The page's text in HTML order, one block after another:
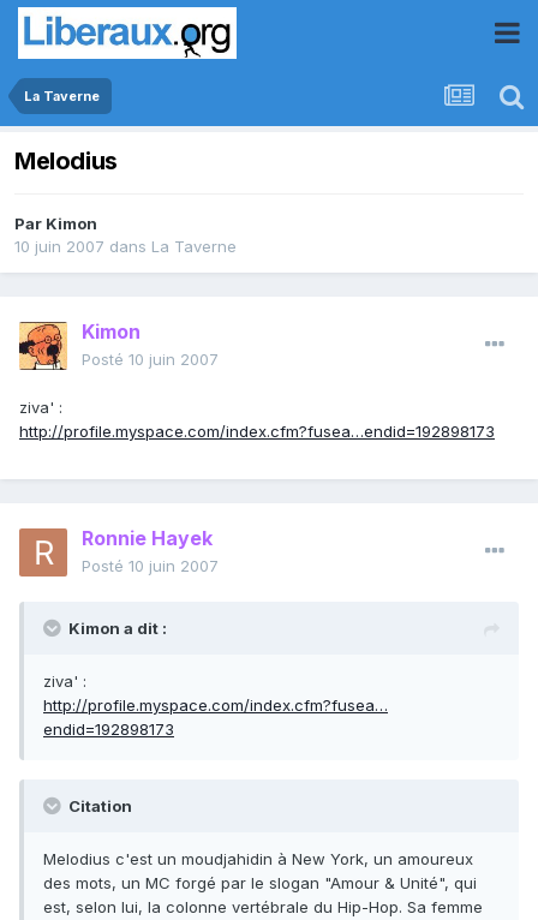
La Taverne
Melodius
Par Kimon
10 juin 2007 dans La Taverne
Kimon
Posté 10 juin 2007
ziva' :
http://profile.myspace.com/index.cfm?fusea…endid=192898173
Ronnie Hayek
Posté 10 juin 2007
Kimon a dit :
ziva' :
http://profile.myspace.com/index.cfm?fusea…
endid=192898173
Citation
Melodius c'est un moudjahidin à New York, un amoureux
des mots, un MC forgé par le slogan "Amour & Unité", qui
est, selon lui, la colonne vertébrale du Hip-Hop. Sa femme